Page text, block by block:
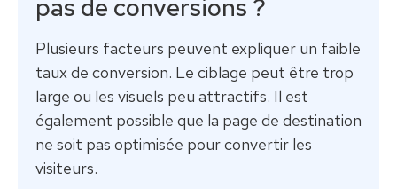
pas de conversions ?
Plusieurs facteurs peuvent expliquer un faible
taux de conversion. Le ciblage peut être trop
large ou les visuels peu attractifs. Il est
également possible que la page de destination
ne soit pas optimisée pour convertir les
visiteurs.